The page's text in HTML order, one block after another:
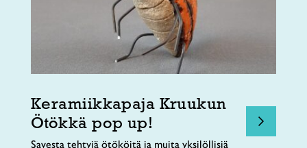
Keramiikkapaja Kruukun
Ötökkä pop up!
Savesta tehtyjä ötököitä ja muita yksilöllisiä